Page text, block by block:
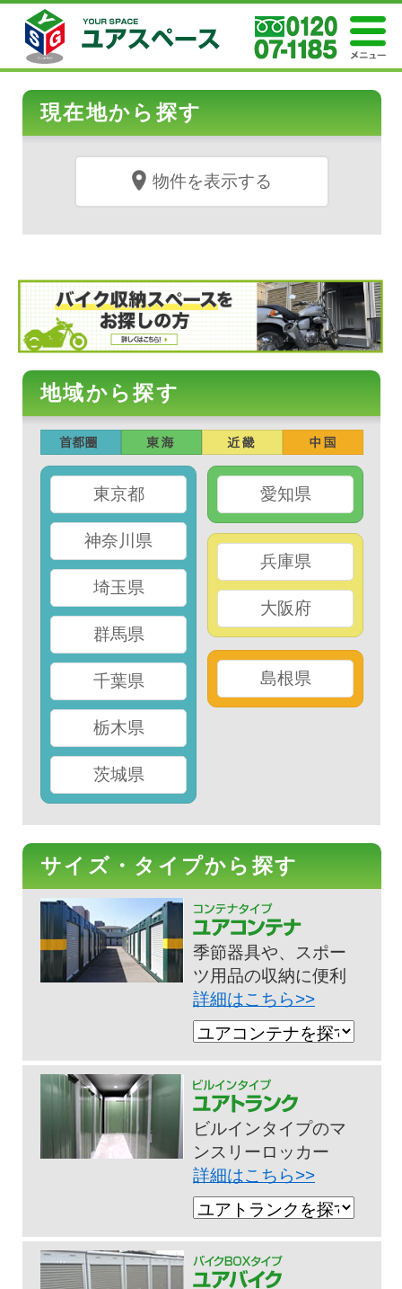
現在地から探す
物件を表示する
地域から探す
東京都
神奈川県
埼玉県
群馬県
千葉県
栃木県
茨城県
愛知県
兵庫県
大阪府
島根県
サイズ・タイプから探す
季節器具や、スポー
ツ用品の収納に便利
詳細はこちら>>
ビルインタイプのマ
ンスリーロッカー
詳細はこちら>>